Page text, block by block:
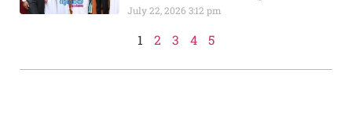
July 22, 20263:12 pm
1 2 3 4 5